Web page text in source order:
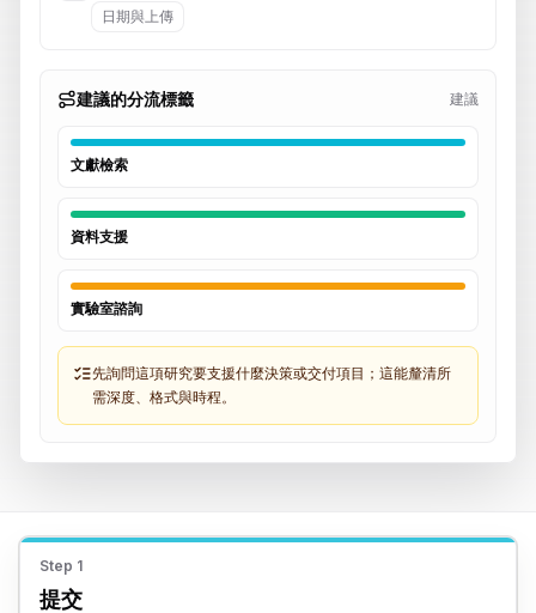
日期與上傳
建議的分流標籤 建議
文獻檢索
資料支援
實驗室諮詢
先詢問這項研究要支援什麼決策或交付項目；這能釐清所
需深度、格式與時程。
Step 1
提交